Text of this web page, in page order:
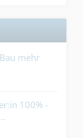
mehr
100% -